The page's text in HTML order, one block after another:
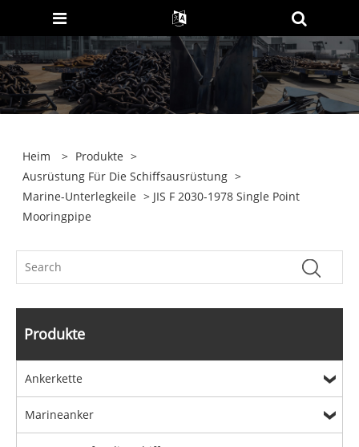
Heim > Produkte >
Ausrüstung Für Die Schiffsausrüstung >
Marine-Unterlegkeile > JIS F 2030-1978 Single Point
Mooringpipe
Produkte
Ankerkette
Marineanker